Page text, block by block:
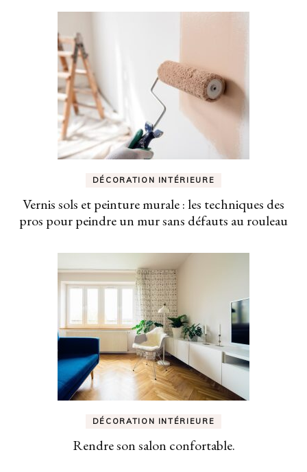
DÉCORATION INTÉRIEURE
Vernis sols et peinture murale : les techniques des
pros pour peindre un mur sans défauts au rouleau
DÉCORATION INTÉRIEURE
Rendre son salon confortable.